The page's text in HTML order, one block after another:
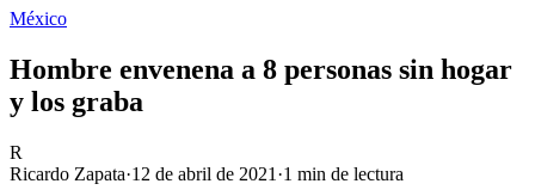
México
Hombre envenena a 8 personas sin hogar
y los graba
R
Ricardo Zapata·12 de abril de 2021 ·1 min de lectura